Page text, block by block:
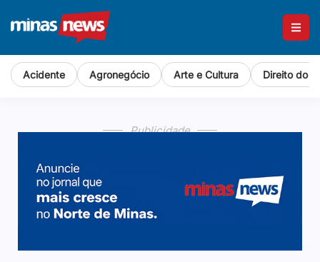
Acidente Agronegócio Arte e Cultura Direito do
Publicidade